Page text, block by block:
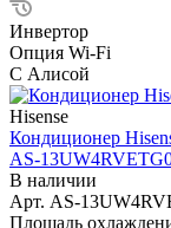
Инвертор
Опция Wi-Fi
С Алисой
Hisense
Кондиционер
AS-
В наличии
Арт. AS-
Площадь